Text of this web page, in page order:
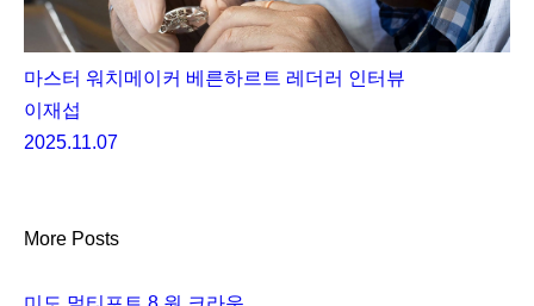
마스터 워치메이커 베른하르트 레더러 인터뷰
이재섭
2025.11.07
More Posts